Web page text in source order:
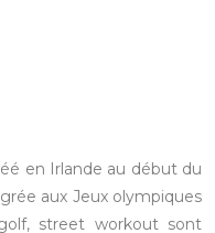
en Irlande au début du
aux Jeux olympiques
street workout sont